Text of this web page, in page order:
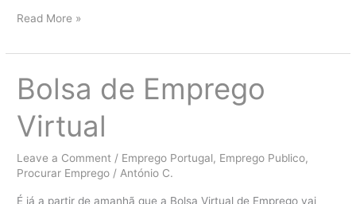
Concurso
Profissionais
Read More »
Bolsa de Emprego
Virtual
Leave a Comment / Emprego Portugal, Emprego Publico,
Procurar Emprego / António C.
É já a partir de amanhã que a Bolsa Virtual de Emprego vai